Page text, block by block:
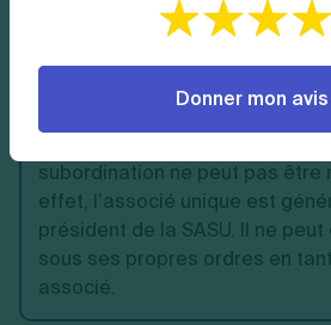
le salarié peut faire
subordination ne peut pas être
effet, l’associé unique est
président de la SASU. Il ne
sous ses propres ordres en
associé.
Donner mon avis